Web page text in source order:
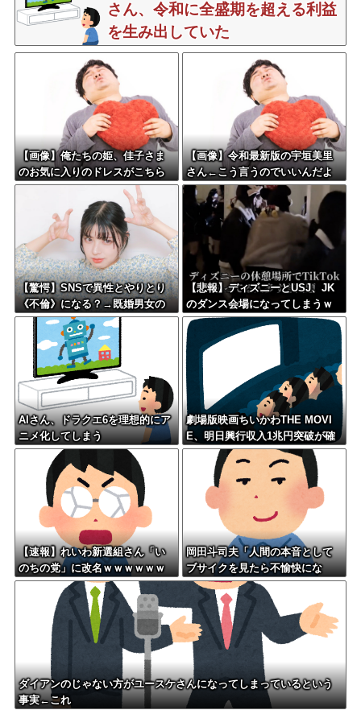
さん、令和に全盛期を超える利益
を生み出していた
【画像】俺たちの姫、佳子さま
のお気に入りのドレスがこちら
です←コレは可愛過ぎるw w w
【画像】令和最新版の宇垣美里
さん←こう言うのでいいんだよ
が目一杯詰まってると話題にw w
w w w w w w w
【驚愕】SNSで異性とやりとり
《不倫》になる？→既婚男女の
約7割がまさかの『こう』回答し
てしまうw w w w w w w w
【悲報】ディズニーとUSJ、JK
のダンス会場になってしまうｗ
ｗｗｗｗ
AIさん、ドラクエ6を理想的にア
ニメ化してしまう
劇場版映画ちいかわTHE MOVI
E、明日興行収入1兆円突破が確
実にｗｗｗｗｗｗｗｗｗｗｗｗ
【速報】れいわ新選組さん「い
のちの党」に改名ｗｗｗｗｗｗ
ｗｗ
岡田斗司夫「人間の本音として
ブサイクを見たら不愉快にな
る。この責任をどうとるんだ」
ダイアンのじゃない方がユースケさんになってしまっているという
事実←これ